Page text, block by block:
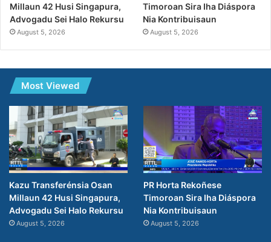
Millaun 42 Husi Singapura,
Advogadu Sei Halo Rekursu
August 5, 2026
Timoroan Sira Iha Diáspora
Nia Kontribuisaun
August 5, 2026
Most Viewed
Kazu Transferénsia Osan
Millaun 42 Husi Singapura,
Advogadu Sei Halo Rekursu
August 5, 2026
PR Horta Rekoñese
Timoroan Sira Iha Diáspora
Nia Kontribuisaun
August 5, 2026